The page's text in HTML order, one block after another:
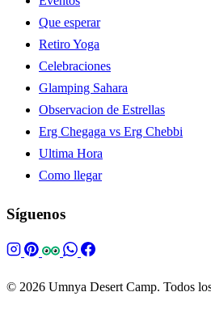
Que esperar
Retiro Yoga
Celebraciones
Glamping Sahara
Observacion de Estrellas
Erg Chegaga vs Erg Chebbi
Ultima Hora
Como llegar
Síguenos
© 2026 Umnya Desert Camp. Todos